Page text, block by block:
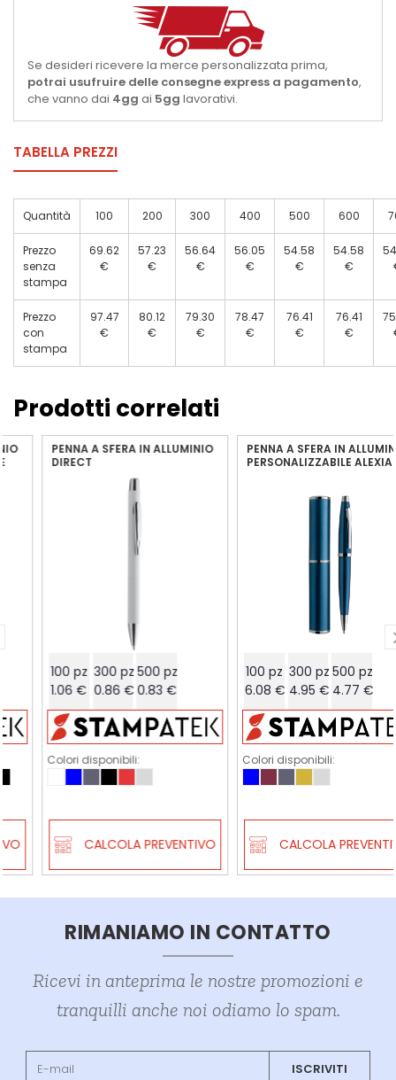
Se desideri ricevere la merce personalizzata prima,
potrai usufruire delle consegne express a pagamento,
che vanno dai 4gg ai 5gg lavorativi.
TABELLA PREZZI
Quantità 100 200 300 400 500 600
Prezzo
senza
stampa
69.62
€
57.23
€
56.64
€
56.05
€
54.58
€
54.58
€
Prezzo
con
stampa
97.47
€
80.12
€
79.30
€
78.47
€
76.41
€
76.41
€
Prodotti correlati
PENNA A SFERA IN ALLUMINIO
DIRECT
100 pz
1.06 €
300 pz
0.86 €
500 pz
0.83 €
Colori disponibili:
CALCOLA PREVENTIVO
PENNA A SFERA IN ALLUMINIO
PERSONALIZZABILE ALEXIA
100 pz
6.08 €
300 pz
4.95 €
500 pz
4.77 €
Colori disponibili:
CALCOLA PREVENTIVO
RIMANIAMO IN CONTATTO
Ricevi in anteprima le nostre promozioni e
tranquilli anche noi odiamo lo spam.
ISCRIVITI